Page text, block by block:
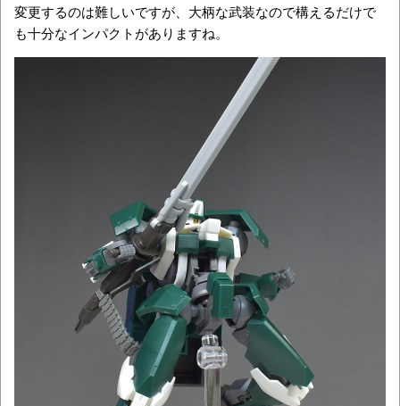
変更するのは難しいですが、大柄な武装なので構えるだけで
も十分なインパクトがありますね。